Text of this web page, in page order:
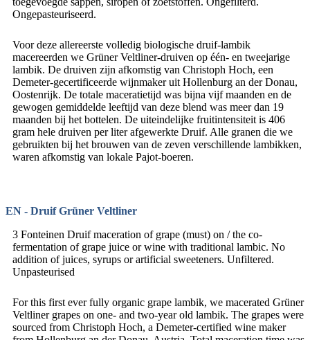
Ongepasteuriseerd.
Voor deze allereerste volledig biologische druif-lambik
macereerden we Grüner Veltliner-druiven op één- en tweejarige
lambik. De druiven zijn afkomstig van Christoph Hoch, een
Demeter-gecertificeerde wijnmaker uit Hollenburg an der Donau,
Oostenrijk. De totale maceratietijd was bijna vijf maanden en de
gewogen gemiddelde leeftijd van deze blend was meer dan 19
maanden bij het bottelen. De uiteindelijke fruitintensiteit is 406
gram hele druiven per liter afgewerkte Druif. Alle granen die we
gebruikten bij het brouwen van de zeven verschillende lambikken,
waren afkomstig van lokale Pajot-boeren.
EN - Druif Grüner Veltliner
3 Fonteinen Druif maceration of grape (must) on / the co-
fermentation of grape juice or wine with traditional lambic. No
addition of juices, syrups or artificial sweeteners. Unfiltered.
Unpasteurised
For this first ever fully organic grape lambik, we macerated Grüner
Veltliner grapes on one- and two-year old lambik. The grapes were
sourced from Christoph Hoch, a Demeter-certified wine maker